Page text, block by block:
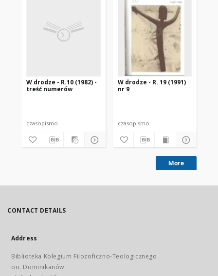
W drodze - R.10 (1982) -
treść numerów
czasopismo
W drodze - R. 19 (1991)
nr 9
czasopismo
More
CONTACT DETAILS
Address
Biblioteka Kolegium Filozoficzno-Teologicznego
oo. Dominikanów